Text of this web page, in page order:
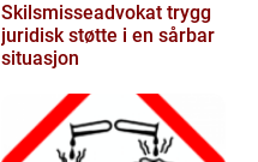
Skilsmisseadvokat trygg
juridisk støtte i en sårbar
situasjon